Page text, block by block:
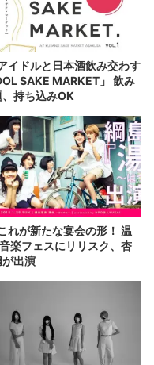
SAKE MARKET」 飲み
持ち込みOK
楽フェスにリリスク、杏
出演